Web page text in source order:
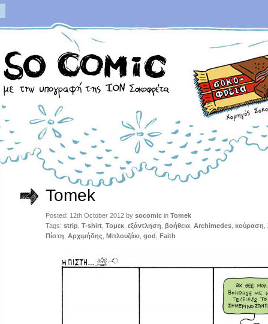
Tomek
Posted: 12th October 2012 by socomic in Tomek
Tags: strip T-shirt Τομεκ εξάντληση βοήθεια Archimedes κούραση
Πίστη Αρχιμήδης Μπλουζάκι god Faith